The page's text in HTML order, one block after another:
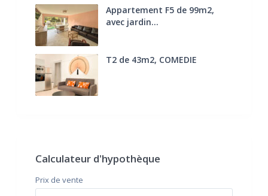
Appartement F5 de 99m2,
avec jardin...
T2 de 43m2, COMEDIE
Calculateur d'hypothèque
Prix ​​de vente